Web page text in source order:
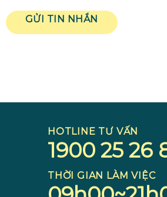
GỬI TIN NHẮN
HOTLINE TƯ VẤN
1900 25 26
THỜI GIAN LÀM VIỆC